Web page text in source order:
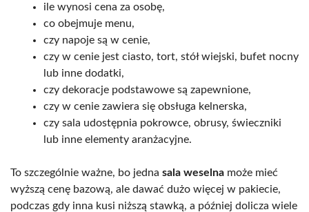
ile wynosi cena za osobę,
co obejmuje menu,
czy napoje są w cenie,
czy w cenie jest ciasto, tort, stół wiejski, bufet nocny
lub inne dodatki,
czy dekoracje podstawowe są zapewnione,
czy w cenie zawiera się obsługa kelnerska,
czy sala udostępnia pokrowce, obrusy, świeczniki
lub inne elementy aranżacyjne.
To szczególnie ważne, bo jedna sala weselna może mieć
wyższą cenę bazową, ale dawać dużo więcej w pakiecie,
podczas gdy inna kusi niższą stawką, a później dolicza wiele